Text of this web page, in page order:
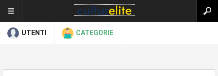
UTENTI CATEGORIE